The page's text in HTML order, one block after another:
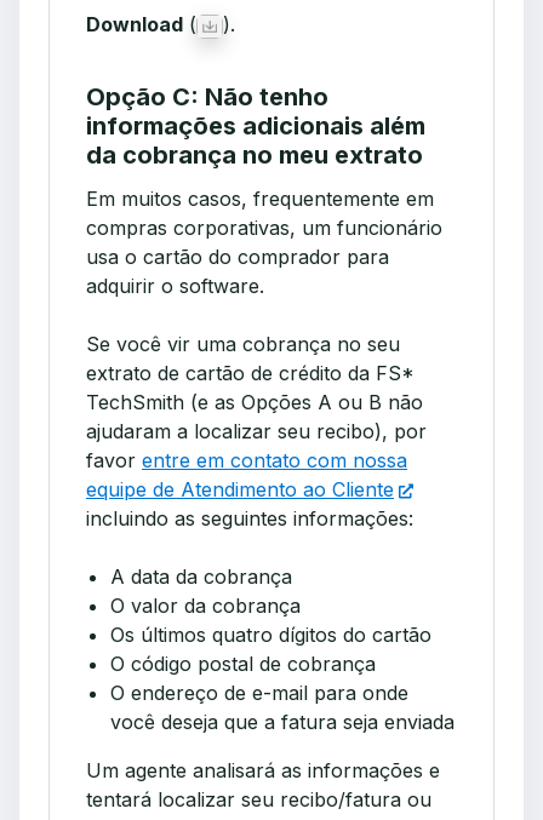
Download ( ).
Opção C: Não tenho
informações adicionais além
da cobrança no meu extrato
Em muitos casos, frequentemente em
compras corporativas, um funcionário
usa o cartão do comprador para
adquirir o software.
Se você vir uma cobrança no seu
extrato de cartão de crédito da FS*
TechSmith (e as Opções A ou B não
ajudaram a localizar seu recibo), por
favor entre em contato com nossa
equipe de Atendimento ao Cliente
incluindo as seguintes informações:
A data da cobrança
O valor da cobrança
Os últimos quatro dígitos do cartão
O código postal de cobrança
O endereço de e-mail para onde
você deseja que a fatura seja enviada
Um agente analisará as informações e
tentará localizar seu recibo/fatura ou